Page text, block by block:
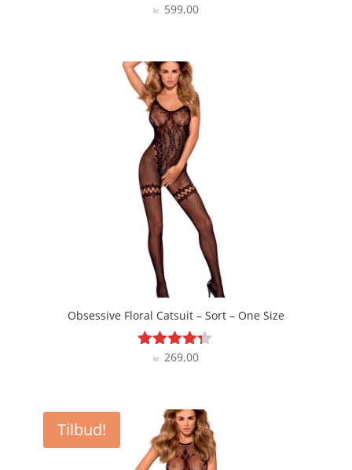
Vurderet
kr. 599,00
Obsessive Floral Catsuit – Sort – One Size
Vurderet
kr.269,00
Tilbud!